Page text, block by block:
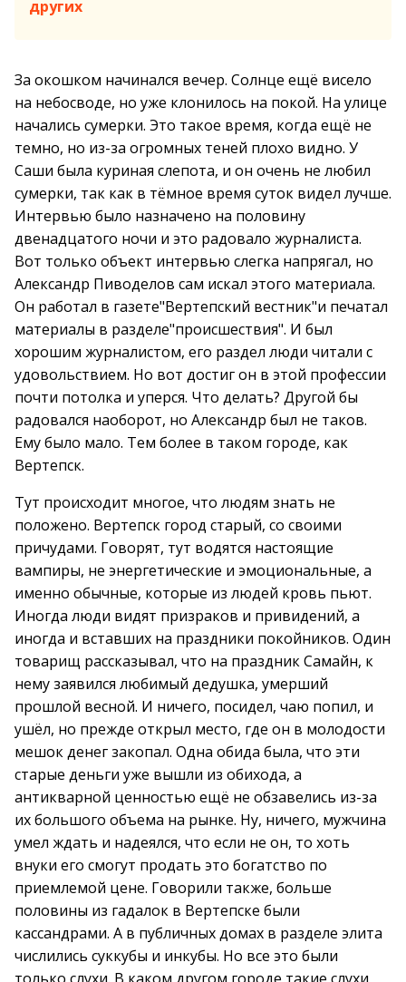
других
За окошком начинался вечер. Солнце ещё висело
на небосводе, но уже клонилось на покой. На улице
начались сумерки. Это такое время, когда ещё не
темно, но из-за огромных теней плохо видно. У
Саши была куриная слепота, и он очень не любил
сумерки, так как в тёмное время суток видел лучше.
Интервью было назначено на половину
двенадцатого ночи и это радовало журналиста.
Вот только объект интервью слегка напрягал, но
Александр Пиводелов сам искал этого материала.
Он работал в газете"Вертепский вестник"и печатал
материалы в разделе"происшествия". И был
хорошим журналистом, его раздел люди читали с
удовольствием. Но вот достиг он в этой профессии
почти потолка и уперся. Что делать? Другой бы
радовался наоборот, но Александр был не таков.
Ему было мало. Тем более в таком городе, как
Вертепск.
Тут происходит многое, что людям знать не
положено. Вертепск город старый, со своими
причудами. Говорят, тут водятся настоящие
вампиры, не энергетические и эмоциональные, а
именно обычные, которые из людей кровь пьют.
Иногда люди видят призраков и привидений, а
иногда и вставших на праздники покойников. Один
товарищ рассказывал, что на праздник Самайн, к
нему заявился любимый дедушка, умерший
прошлой весной. И ничего, посидел, чаю попил, и
ушёл, но прежде открыл место, где он в молодости
мешок денег закопал. Одна обида была, что эти
старые деньги уже вышли из обихода, а
антикварной ценностью ещё не обзавелись из-за
их большого объема на рынке. Ну, ничего, мужчина
умел ждать и надеялся, что если не он, то хоть
внуки его смогут продать это богатство по
приемлемой цене. Говорили также, больше
половины из гадалок в Вертепске были
кассандрами. А в публичных домах в разделе элита
числились суккубы и инкубы. Но все это были